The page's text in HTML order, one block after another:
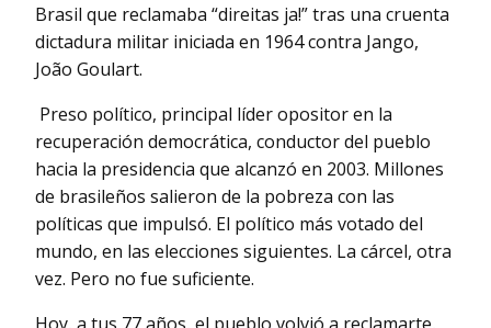
Brasil que reclamaba “direitas ja!” tras una cruenta
dictadura militar iniciada en 1964 contra Jango,
João Goulart.
Preso político, principal líder opositor en la
recuperación democrática, conductor del pueblo
hacia la presidencia que alcanzó en 2003. Millones
de brasileños salieron de la pobreza con las
políticas que impulsó. El político más votado del
mundo, en las elecciones siguientes. La cárcel, otra
vez. Pero no fue suficiente.